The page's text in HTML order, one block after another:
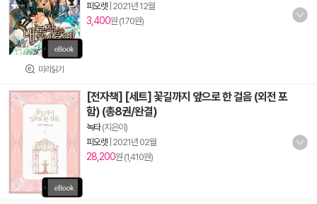
미리읽기
피오렛 2021년 12월
3,400원 (170원)
[전자책] [세트] 꽃길까지 앞으로 한 걸음 (외전 포
함) (총8권/완결)
녹타(지은이)
피오렛 2021년 02월
28,200원 (1,410원)